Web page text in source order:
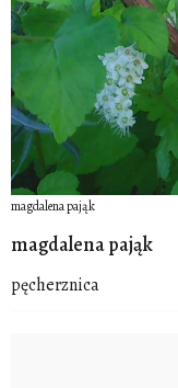
magdalena pająk
magdalena pająk
pęcherznica